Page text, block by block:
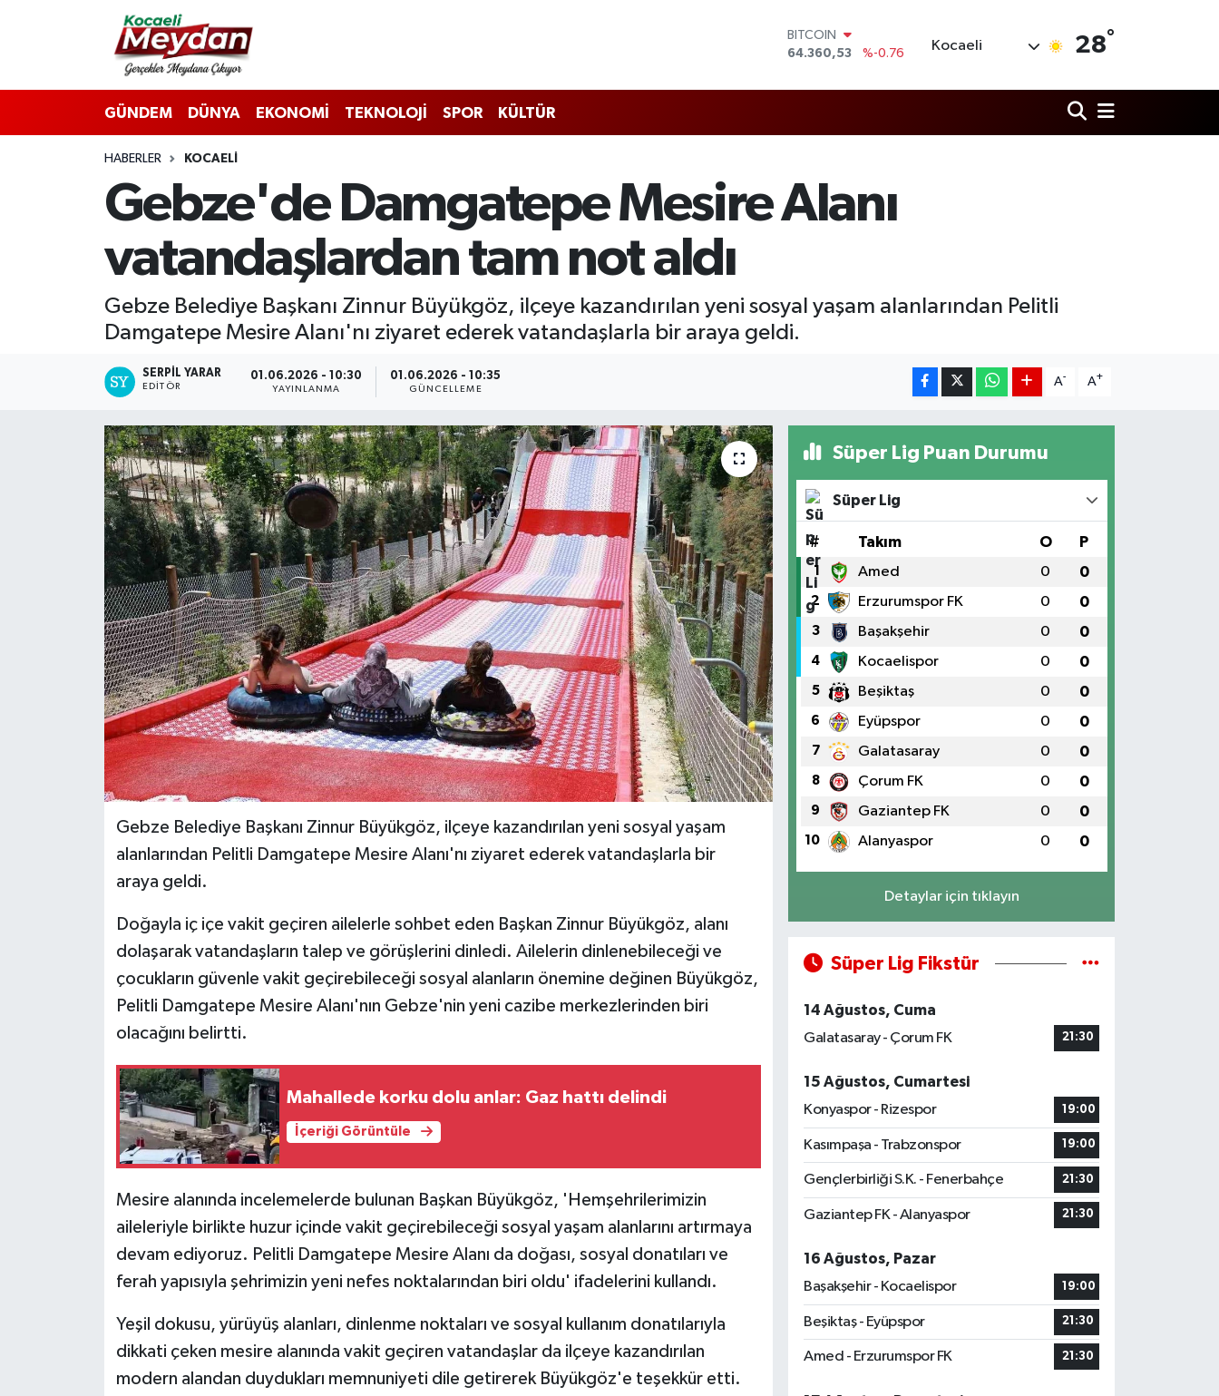
BITCOIN
64.360,53
%-0.76
6574.81
%1.44
BİST100
Kocaeli 28°
GÜNDEM DÜNYA EKONOMİ TEKNOLOJİ SPOR KÜLTÜR
HABERLER KOCAELI
Gebze'de Damgatepe Mesire Alanı
vatandaşlardan tam not aldı
Gebze Belediye Başkanı Zinnur Büyükgöz, ilçeye kazandırılan yeni sosyal yaşam alanlarından Pelitli
Damgatepe Mesire Alanı'nı ziyaret ederek vatandaşlarla bir araya geldi.
SERPİL YARAR
EDITÖR
01.06.2026 - 10:30
YAYINLANMA
01.06.2026 - 10:35
GÜNCELLEME
A- A+
Gebze Belediye Başkanı Zinnur Büyükgöz, ilçeye kazandırılan yeni sosyal yaşam
alanlarından Pelitli Damgatepe Mesire Alanı'nı ziyaret ederek vatandaşlarla bir
araya geldi.
Doğayla iç içe vakit geçiren ailelerle sohbet eden Başkan Zinnur Büyükgöz, alanı
dolaşarak vatandaşların talep ve görüşlerini dinledi. Ailelerin dinlenebileceği ve
çocukların güvenle vakit geçirebileceği sosyal alanların önemine değinen Büyükgöz,
Pelitli Damgatepe Mesire Alanı'nın Gebze'nin yeni cazibe merkezlerinden biri
olacağını belirtti.
Mahallede korku dolu anlar: Gaz hattı delindi
İçeriği Görüntüle
Mesire alanında incelemelerde bulunan Başkan Büyükgöz, 'Hemşehrilerimizin
aileleriyle birlikte huzur içinde vakit geçirebileceği sosyal yaşam alanlarını artırmaya
devam ediyoruz. Pelitli Damgatepe Mesire Alanı da doğası, sosyal donatıları ve
ferah yapısıyla şehrimizin yeni nefes noktalarından biri oldu' ifadelerini kullandı.
Yeşil dokusu, yürüyüş alanları, dinlenme noktaları ve sosyal kullanım donatılarıyla
dikkati çeken mesire alanında vakit geçiren vatandaşlar da ilçeye kazandırılan
modern alandan duydukları memnuniyeti dile getirerek Büyükgöz'e teşekkür etti.
Süper Lig Puan Durumu
Süper Lig
# Takım O P
1 Amed 0 0
2 Erzurumspor FK 0 0
3 Başakşehir 0 0
4 Kocaelispor 0 0
5 Beşiktaş 0 0
6 Eyüpspor 0 0
7 Galatasaray 0 0
8 Çorum FK 0 0
9 Gaziantep FK 0 0
10 Alanyaspor 0 0
Detaylar için tıklayın
Süper Lig Fikstür
14 Ağustos, Cuma
Galatasaray - Çorum FK
21:30
15 Ağustos, Cumartesi
Konyaspor - Rizespor
19:00
Kasımpaşa - Trabzonspor 19:00
Gençlerbirliği S.K. - Fenerbahçe 21:30
Gaziantep FK - Alanyaspor 21:30
16 Ağustos, Pazar
Başakşehir - Kocaelispor
19:00
Beşiktaş - Eyüpspor 21:30
Amed - Erzurumspor FK 21:30
Nöbetçi Eczaneler
Hava Durumu
Trafik Durumu
Süper Lig Puan Durumu ve Fikstür
Tüm Manşetler
Son Dakika Haberleri